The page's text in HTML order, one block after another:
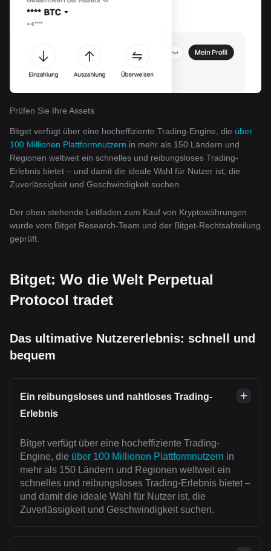
Prüfen Sie Ihre Assets
Bitget verfügt über eine hocheffiziente Trading-Engine, die über
100 Millionen Plattformnutzern in mehr als 150 Ländern und
Regionen weltweit ein schnelles und reibungsloses Trading-
Erlebnis bietet – und damit die ideale Wahl für Nutzer ist, die
Zuverlässigkeit und Geschwindigkeit suchen.
Der oben stehende Leitfaden zum Kauf von Kryptowährungen
wurde vom Bitget Research-Team und der Bitget-Rechtsabteilung
geprüft.
Bitget: Wo die Welt Perpetual
Protocol tradet
Das ultimative Nutzererlebnis: schnell und
bequem
Ein reibungsloses und nahtloses Trading-
Erlebnis
Bitget verfügt über eine hocheffiziente Trading-
Engine, die über 100 Millionen Plattformnutzern in
mehr als 150 Ländern und Regionen weltweit ein
schnelles und reibungsloses Trading-Erlebnis bietet –
und damit die ideale Wahl für Nutzer ist, die
Zuverlässigkeit und Geschwindigkeit suchen.